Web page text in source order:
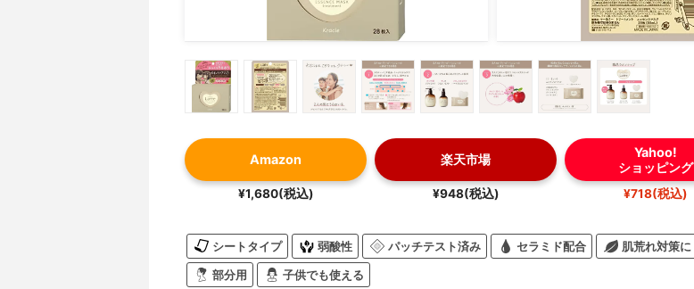
Amazon
¥1,680(税込)
楽天市場
¥948(税込)
Yahoo!
ショッピング
¥718(税込)
シートタイプ 弱酸性 パッチテスト済み セラミド配合 肌荒れ対策に
部分用 子供でも使える